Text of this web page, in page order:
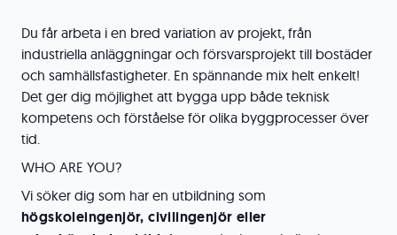
Du får arbeta i en bred variation av projekt, från
industriella anläggningar och försvarsprojekt till bostäder
och samhällsfastigheter. En spännande mix helt enkelt!
Det ger dig möjlighet att bygga upp både teknisk
kompetens och förståelse för olika byggprocesser över
tid.
WHO ARE YOU?
Vi söker dig som har en utbildning som
högskoleingenjör, civilingenjör eller